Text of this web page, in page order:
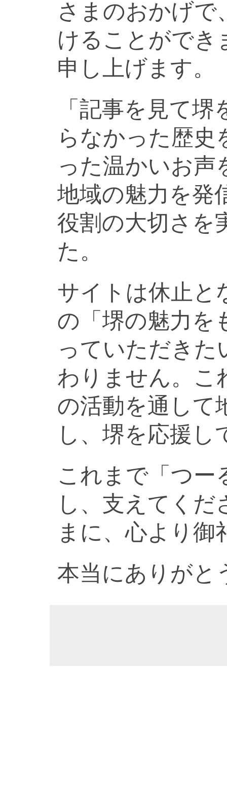
さまのおかげで
けることができ
申し上げます。
「記事を見て
らなかった歴史
った温かいお声
地域の魅力を発
役割の大切さを
た。
サイトは休止と
の「堺の魅力を
っていただきた
わりません。こ
の活動を通して
し、堺を応援し
これまで「つー
し、支えてく
まに、心より御
本当にありがと